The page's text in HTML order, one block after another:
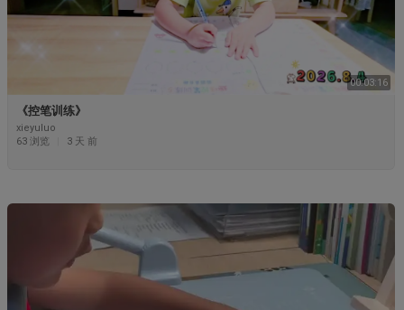
00:03:16
《控笔训练》
xieyuluo
63 浏览
3 天 前